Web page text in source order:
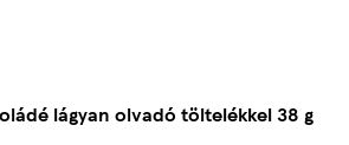
lágyan olvadó töltelékkel 38 g